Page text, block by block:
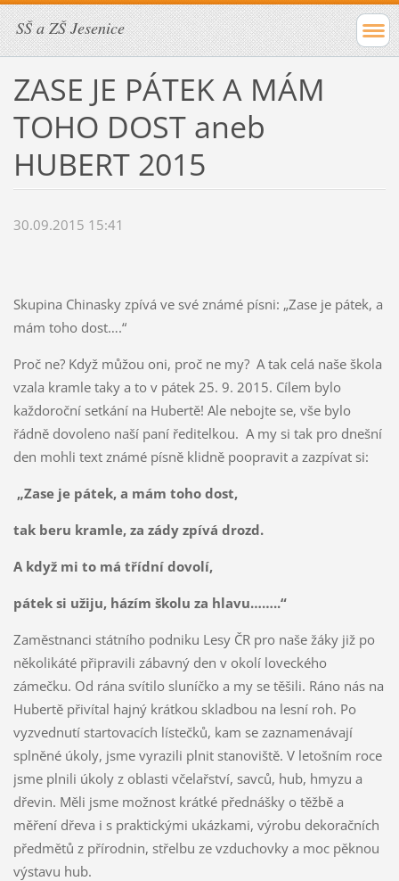
SŠ a ZŠ Jesenice
ZASE JE PÁTEK A MÁM
TOHO DOST aneb
HUBERT 2015
30.09.2015 15:41
Skupina Chinasky zpívá ve své známé písni: „Zase je pátek, a
mám toho dost….“
Proč ne? Když můžou oni, proč ne my? A tak celá naše škola
vzala kramle taky a to v pátek 25. 9. 2015. Cílem bylo
každoroční setkání na Hubertě! Ale nebojte se, vše bylo
řádně dovoleno naší paní ředitelkou. A my si tak pro dnešní
den mohli text známé písně klidně poopravit a zazpívat si:
„Zase je pátek, a mám toho dost,
tak beru kramle, za zády zpívá drozd.
A když mi to má třídní dovolí,
pátek si užiju, házím školu za hlavu……..“
Zaměstnanci státního podniku Lesy ČR pro naše žáky již po
několikáté připravili zábavný den v okolí loveckého
zámečku. Od rána svítilo sluníčko a my se těšili. Ráno nás na
Hubertě přivítal hajný krátkou skladbou na lesní roh. Po
vyzvednutí startovacích lístečků, kam se zaznamenávají
splněné úkoly, jsme vyrazili plnit stanoviště. V letošním roce
jsme plnili úkoly z oblasti včelařství, savců, hub, hmyzu a
dřevin. Měli jsme možnost krátké přednášky o těžbě a
měření dřeva i s praktickými ukázkami, výrobu dekoračních
předmětů z přírodnin, střelbu ze vzduchovky a moc pěknou
výstavu hub.